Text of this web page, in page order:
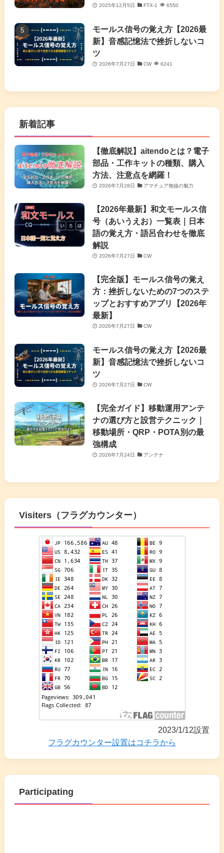
2025年12月5日 FTX-1 6550
モールス信号の覚え方【2026最
新】音感記憶法で挫折しないコ
ツ
2026年7月27日 CW 6241
新着記事
【徹底解説】aitendoとは？電子
部品・工作キットの種類、購入
方法、注意点を網羅！
2026年7月28日 アマチュア無線の魅力
【2026年最新】和文モールス信
号（あいうえお）一覧表｜日本
語の覚え方・語呂合わせを徹底
解説
2026年7月27日 CW
【完全版】モールス信号の覚え
方：挫折しないための7つのステ
ップとおすすめアプリ【2026年
最新】
2026年7月27日 CW
モールス信号の覚え方【2026最
新】音感記憶法で挫折しないコ
ツ
2026年7月27日 CW
【完全ガイド】移動運用アンテ
ナの選び方と設営テクニック｜
移動場所・QRP・POTA別の最
強構成
2026年7月24日 アンテナ
Visiters（フラグカウンター）
2023/1/12設置
フラグカウンター設置はコチラから
Participating